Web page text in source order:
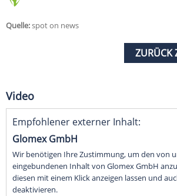
Quelle:spot on news
ZURÜCK
Video
Empfohlener externer Inhalt:
Glomex GmbH
Wir benötigen Ihre Zustimmung, um den von
eingebundenen Inhalt von Glomex GmbH
diesen mit einem Klick anzeigen lassen und
deaktivieren.